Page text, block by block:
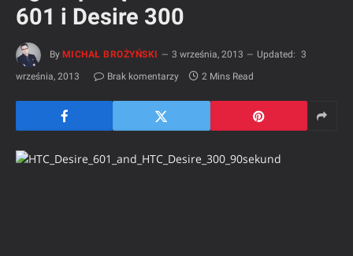
601 i Desire 300
By MICHAŁ BROŻYŃSKI 3 września, 2013 Updated: 3
września, 2013
Brak komentarzy 2 Mins Read